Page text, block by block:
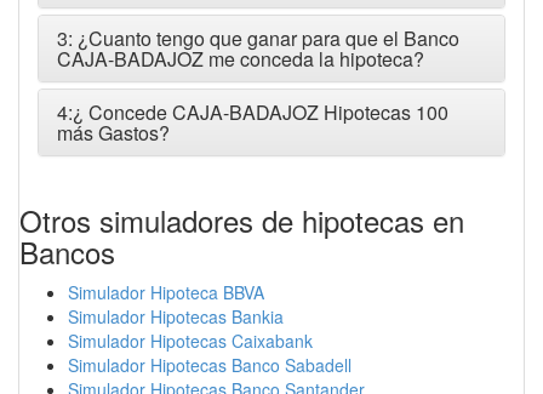
3: ¿Cuanto tengo que ganar para que el Banco
CAJA-BADAJOZ me conceda la hipoteca?
4:¿ Concede CAJA-BADAJOZ Hipotecas 100
más Gastos?
Otros simuladores de hipotecas en
Bancos
Simulador Hipoteca BBVA
Simulador Hipotecas Bankia
Simulador Hipotecas Caixabank
Simulador Hipotecas Banco Sabadell
Simulador Hipotecas Banco Santander